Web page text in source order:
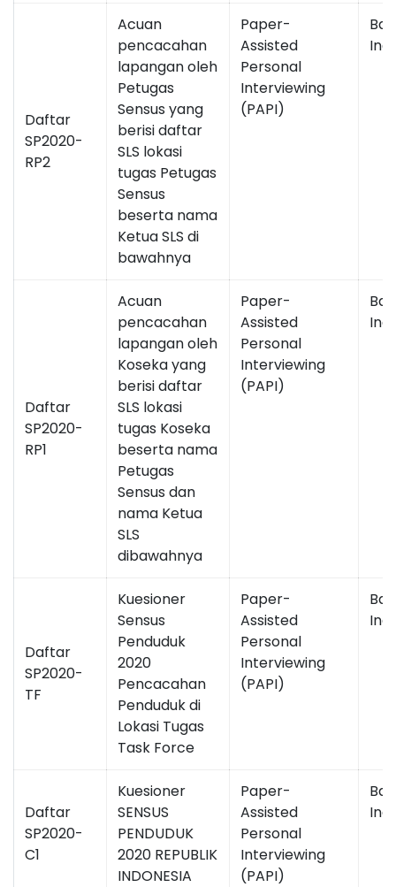
Daftar
SP2020-
RP2
Acuan
pencacahan
lapangan oleh
Petugas
Sensus yang
berisi daftar
SLS lokasi
tugas Petugas
Sensus
beserta nama
Ketua SLS di
bawahnya
Paper-
Assisted
Personal
Interviewing
(PAPI)
Daftar
SP2020-
RP1
Acuan
pencacahan
lapangan oleh
Koseka yang
berisi daftar
SLS lokasi
tugas Koseka
beserta nama
Petugas
Sensus dan
nama Ketua
SLS
dibawahnya
Paper-
Assisted
Personal
Interviewing
(PAPI)
Daftar
SP2020-
TF
Kuesioner
Sensus
Penduduk
2020
Pencacahan
Penduduk di
Lokasi Tugas
Task Force
Paper-
Assisted
Personal
Interviewing
(PAPI)
Daftar
SP2020-
C1
Kuesioner
SENSUS
PENDUDUK
2020 REPUBLIK
INDONESIA
Paper-
Assisted
Personal
Interviewing
(PAPI)